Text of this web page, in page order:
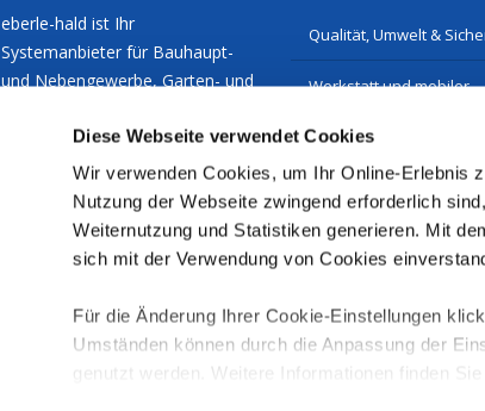
Diese Webseite verwendet Cookies
Wir verwenden Cookies, um Ihr Online-Erlebnis
Nutzung der Webseite zwingend erforderlich
Weiternutzung und Statistiken generieren. Mit
sich mit der Verwendung von Cookies
Für die Änderung Ihrer Cookie-Einstellungen
Umständen können durch die Anpassung der
genutzt werden. Weitere Informationen finden
eberle-hald ist Ihr
Systemanbieter für Bauhaupt-
und Nebengewerbe, Garten- und
Kommunen und Industrie.
Qualität, Umwelt &
Werkstatt und mobiler
Ersatzteilservice